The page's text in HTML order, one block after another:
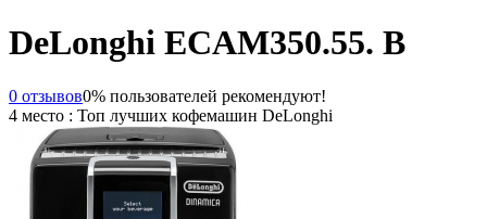
DeLonghi ECAM350.55. B
0 отзывов0% пользователей рекомендуют!
4 место : Топ лучших кофемашин DeLonghi